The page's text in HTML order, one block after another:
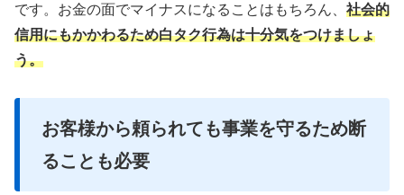
です。お金の面でマイナスになることはもちろん、 社会的
信用にもかかわるため白タク行為は十分気をつけましょ
う。
お客様から頼られても事業を守るため断
ることも必要